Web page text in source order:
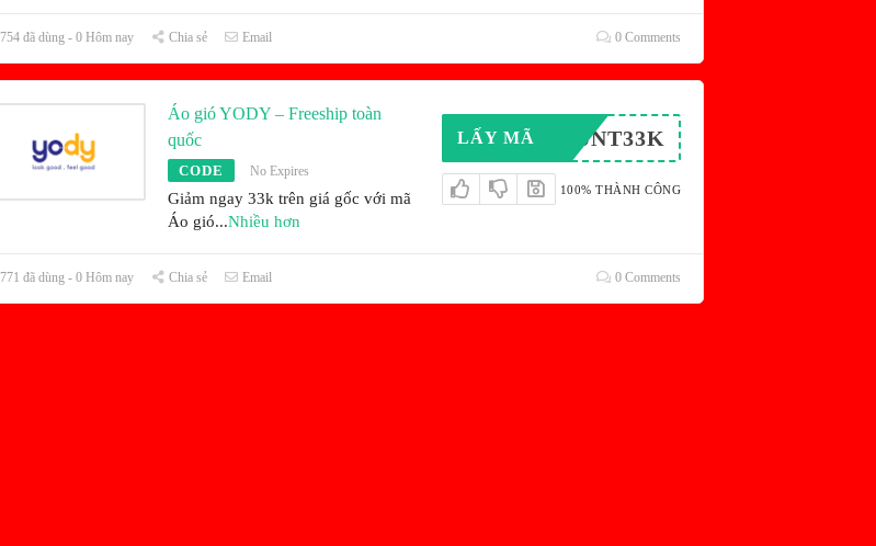
754 đã dùng - 0 Hôm nay Chia sẻ Email 0 Comments
Áo gió YODY – Freeship toàn
quốc
CODE No Expires
Giảm ngay 33k trên giá gốc với mã
Áo gió...Nhiều hơn
COUNT33K
LẤY MÃ
100% THÀNH CÔNG
771 đã dùng - 0 Hôm nay Chia sẻ Email 0 Comments